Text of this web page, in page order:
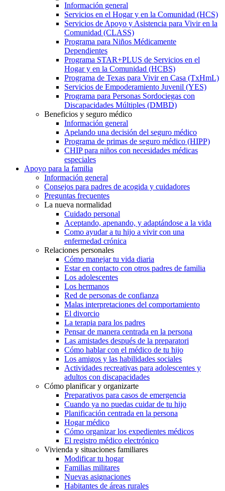
Información general
Servicios en el Hogar y en la Comunidad (HCS)
Servicios de Apoyo y Asistencia para Vivir en la
Comunidad (CLASS)
Programa para Niños Médicamente
Dependientes
Programa STAR+PLUS de Servicios en el
Hogar y en la Comunidad (HCBS)
Programa de Texas para Vivir en Casa (TxHmL)
Servicios de Empoderamiento Juvenil (YES)
Programa para Personas Sordociegas con
Discapacidades Múltiples (DMBD)
Beneficios y seguro médico
Información general
Apelando una decisión del seguro médico
Programa de primas de seguro médico (HIPP)
CHIP para niños con necesidades médicas
especiales
Apoyo para la familia
Información general
Consejos para padres de acogida y cuidadores
Preguntas frecuentes
La nueva normalidad
Cuidado personal
Aceptando, apenando, y adaptándose a la vida
Como ayudar a tu hijo a vivir con una
enfermedad crónica
Relaciones personales
Cómo manejar tu vida diaria
Estar en contacto con otros padres de familia
Los adolescentes
Los hermanos
Red de personas de confianza
Malas interpretaciones del comportamiento
El divorcio
La terapia para los padres
Pensar de manera centrada en la persona
Las amistades después de la preparatori
Cómo hablar con el médico de tu hijo
Los amigos y las habilidades sociales
Actividades recreativas para adolescentes y
adultos con discapacidades
Cómo planificar y organizarte
Preparativos para casos de emergencia
Cuando ya no puedas cuidar de tu hijo
Planificación centrada en la persona
Hogar médico
Cómo organizar los expedientes médicos
El registro médico electrónico
Vivienda y situaciones familiares
Modificar tu hogar
Familias militares
Nuevas asignaciones
Habitantes de áreas rurales